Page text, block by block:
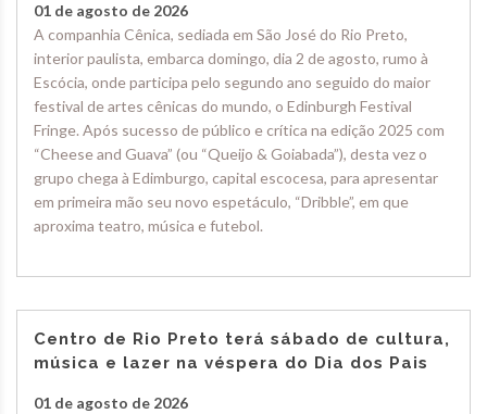
01 de agosto de 2026
A companhia Cênica, sediada em São José do Rio Preto,
interior paulista, embarca domingo, dia 2 de agosto, rumo à
Escócia, onde participa pelo segundo ano seguido do maior
festival de artes cênicas do mundo, o Edinburgh Festival
Fringe. Após sucesso de público e crítica na edição 2025 com
“Cheese and Guava” (ou “Queijo & Goiabada”), desta vez o
grupo chega à Edimburgo, capital escocesa, para apresentar
em primeira mão seu novo espetáculo, “Dribble”, em que
aproxima teatro, música e futebol.
Centro de Rio Preto terá sábado de cultura,
música e lazer na véspera do Dia dos Pais
01 de agosto de 2026